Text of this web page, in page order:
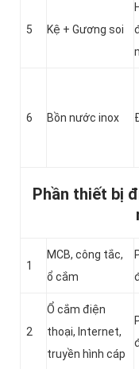
5 Kệ + Gương soi
6 Bồn nước inox
Phần thiết bị
1
MCB, công tắc,
ổ cắm
2
Ổ cắm điện
thoại, Internet,
truyền hình cáp